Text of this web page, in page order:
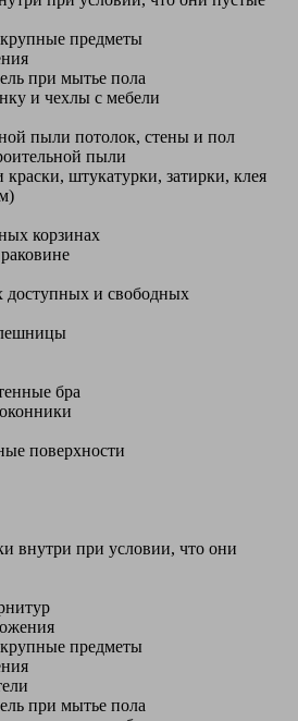
предметы
при мытье пола
и чехлы с мебели
пыли потолок, стены и пол
пыли
штукатурки, затирки, клея
корзинах
доступных и свободных
бра
поверхности
внутри при условии, что они
предметы
при мытье пола